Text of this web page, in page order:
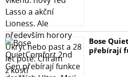
Provedení: rack 1U
Napájení: interní AC 100-240V,
130 W
Ochrana: ESD kontakně do 6kV,
Bose
přebírají